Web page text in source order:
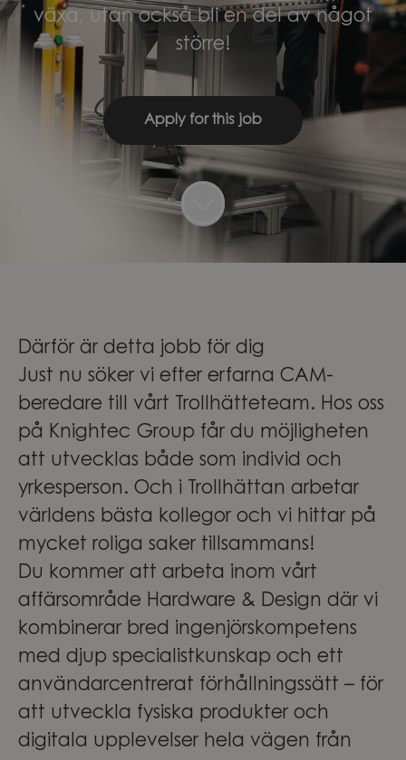
växa, utan också bli en del av något
större!
Apply for this job
Därför är detta jobb för dig
Just nu söker vi efter erfarna CAM-
beredare till vårt Trollhätteteam. Hos oss
på Knightec Group får du möjligheten
att utvecklas både som individ och
yrkesperson. Och i Trollhättan arbetar
världens bästa kollegor och vi hittar på
mycket roliga saker tillsammans!
Du kommer att arbeta inom vårt
affärsområde Hardware & Design där vi
kombinerar bred ingenjörskompetens
med djup specialistkunskap och ett
användarcentrerat förhållningssätt – för
att utveckla fysiska produkter och
digitala upplevelser hela vägen från